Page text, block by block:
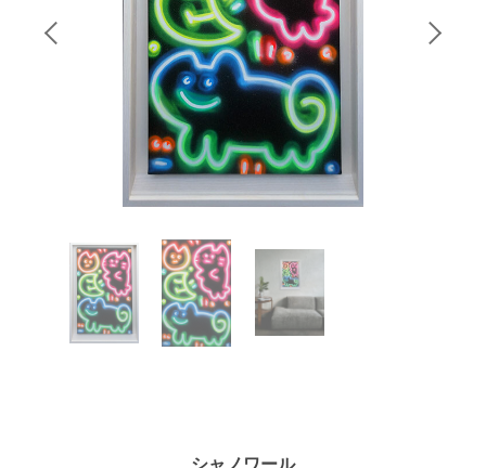
シャノワール